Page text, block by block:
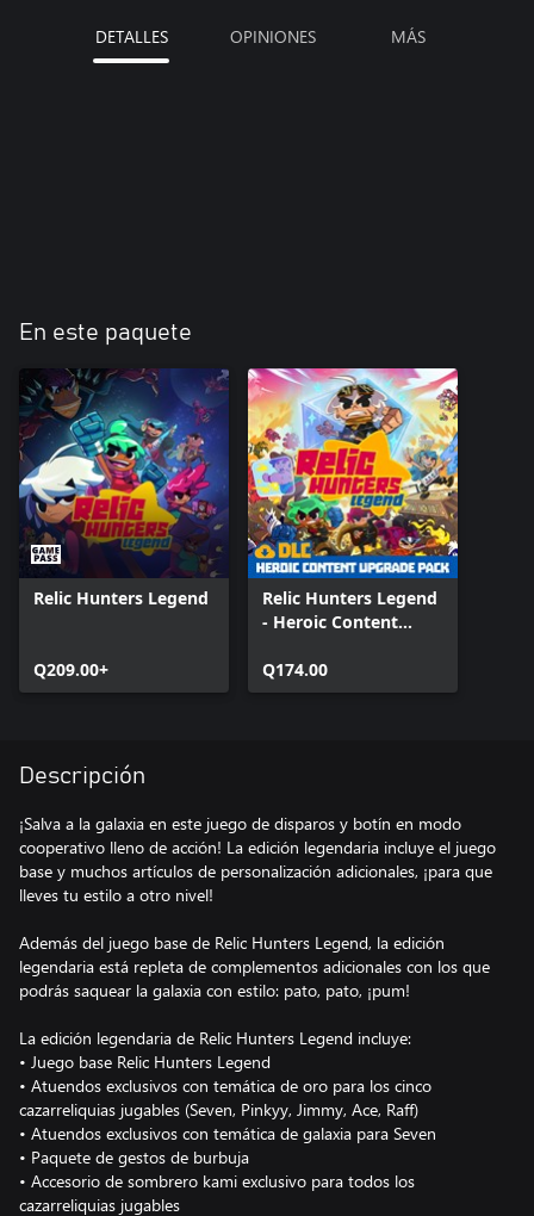
DETALLES OPINIONES MÁS
En este paquete
Relic Hunters Legend
Q209.00+
Relic Hunters Legend
- Heroic Content
Q174.00
Descripción
¡Salva a la galaxia en este juego de disparos y botín en modo
cooperativo lleno de acción! La edición legendaria incluye el juego
base y muchos artículos de personalización adicionales, ¡para que
lleves tu estilo a otro nivel!
Además del juego base de Relic Hunters Legend, la edición
legendaria está repleta de complementos adicionales con los que
podrás saquear la galaxia con estilo: pato, pato, ¡pum!
La edición legendaria de Relic Hunters Legend incluye:
• Juego base Relic Hunters Legend
• Atuendos exclusivos con temática de oro para los cinco
cazarreliquias jugables (Seven, Pinkyy, Jimmy, Ace, Raff)
• Atuendos exclusivos con temática de galaxia para Seven
• Paquete de gestos de burbuja
• Accesorio de sombrero kami exclusivo para todos los
cazarreliquias jugables